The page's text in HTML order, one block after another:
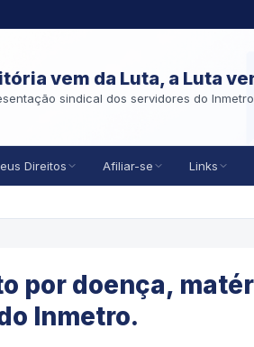
vem da Luta, a Luta
sindical dos servidores do
Direitos Afiliar-se Links
por doença,
Inmetro.